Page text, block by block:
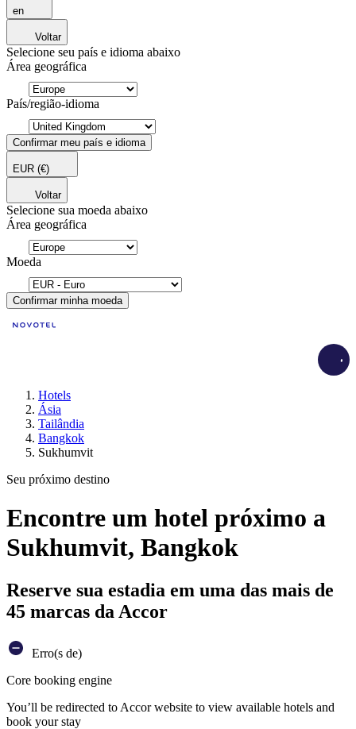
en
Voltar
Selecione seu país e idioma abaixo
Área geográfica
País/região-idioma
Confirmar meu país e idioma
EUR (€)
Voltar
Selecione sua moeda abaixo
Área geográfica
Moeda
Confirmar minha moeda
Hotels
Ásia
Tailândia
Bangkok
Sukhumvit
Seu próximo destino
Encontre um hotel próximo a
Sukhumvit, Bangkok
Reserve sua estadia em uma das mais de
45 marcas da Accor
Erro(s de)
Core booking engine
You’ll be redirected to Accor website to view available hotels and
book your stay